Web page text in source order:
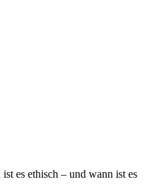
es ethisch – und wann ist es